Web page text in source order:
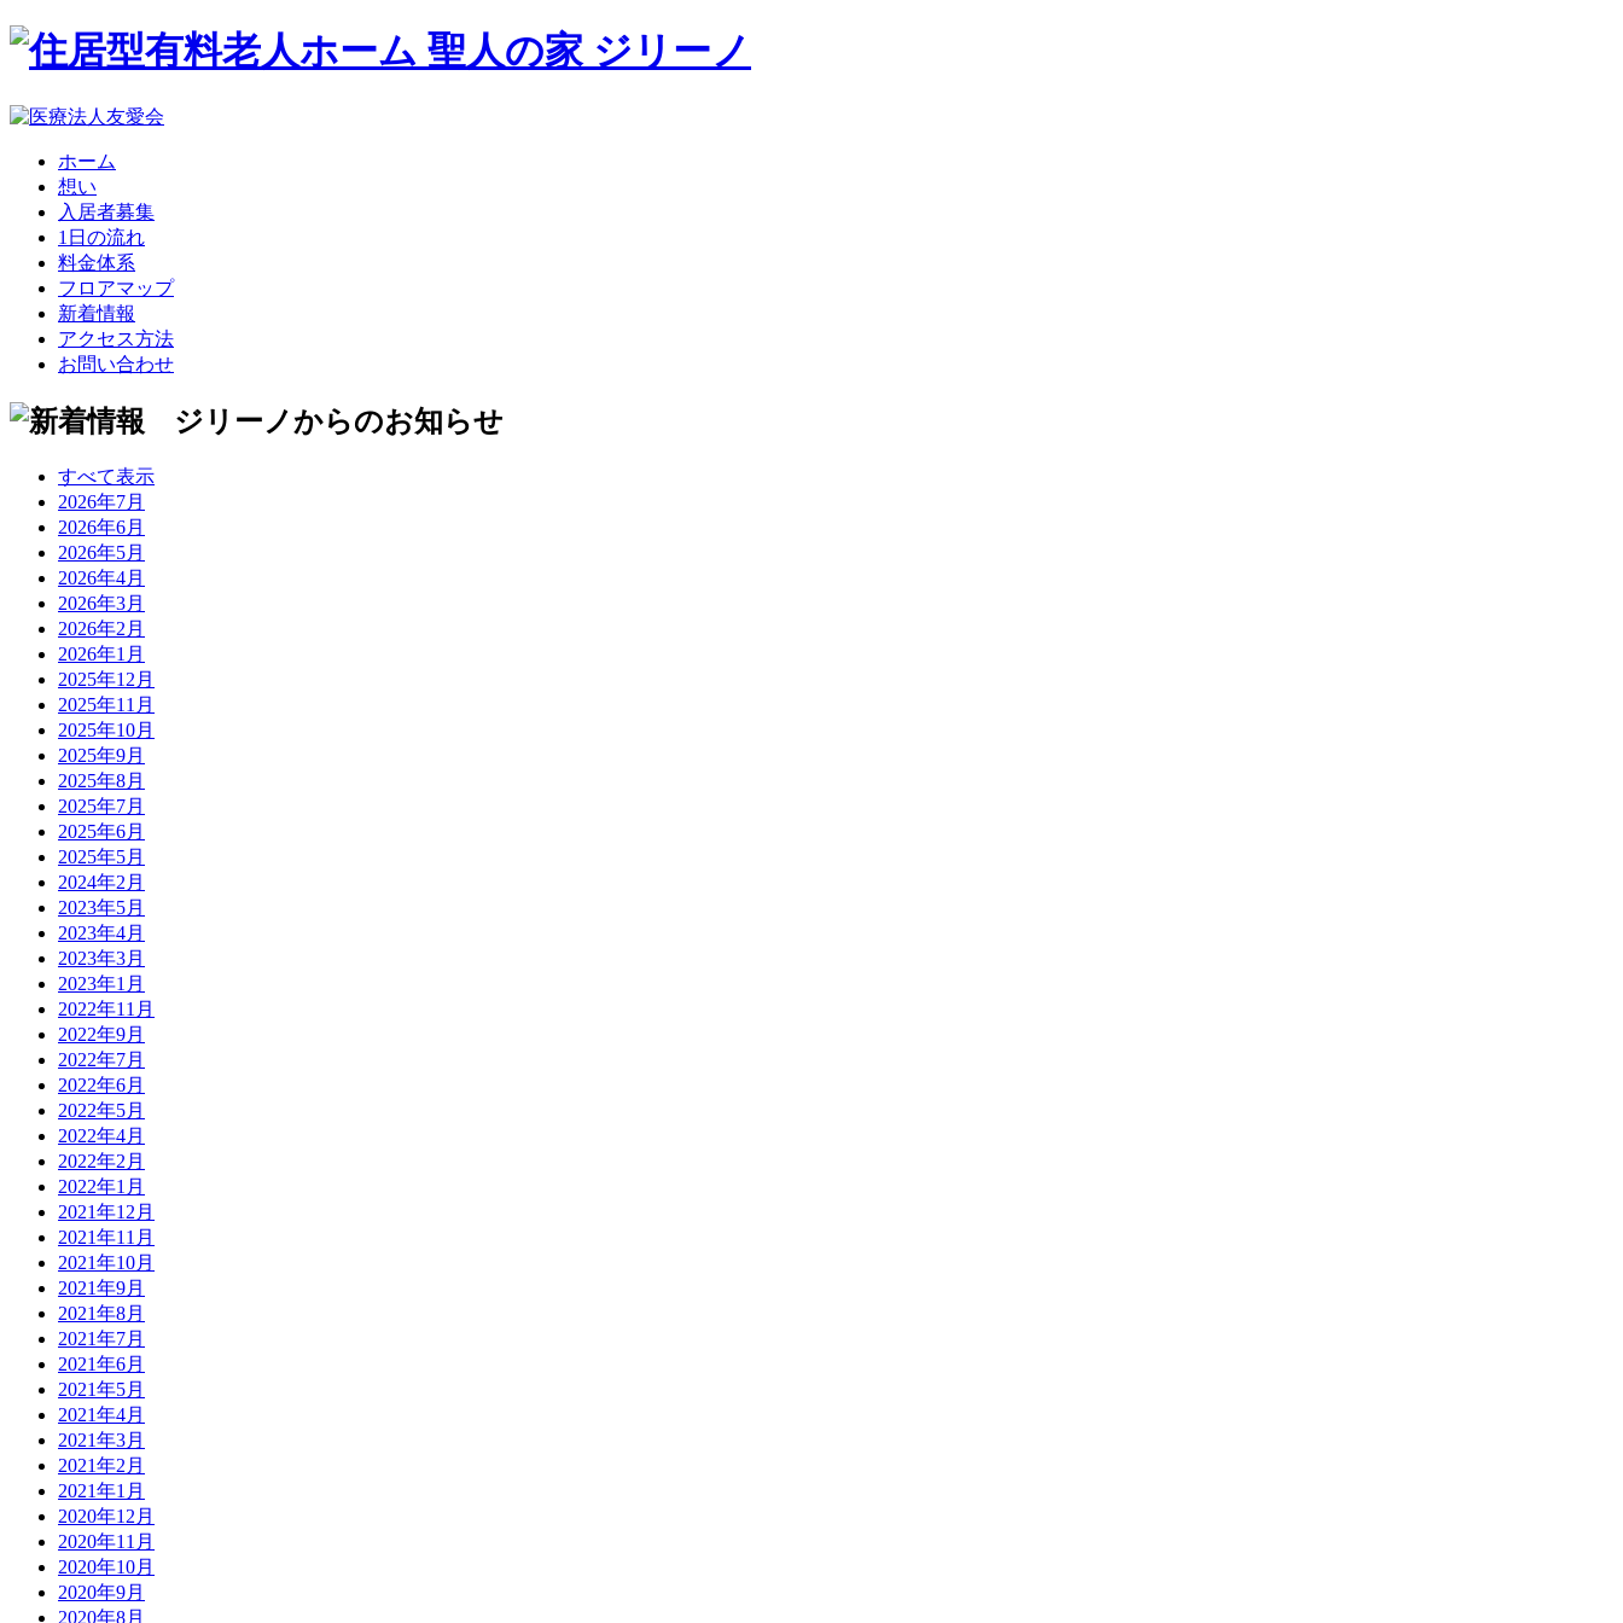
ホーム
想い
入居者募集
1日の流れ
料金体系
フロアマップ
新着情報
アクセス方法
お問い合わせ
すべて表示
2026年7月
2026年6月
2026年5月
2026年4月
2026年3月
2026年2月
2026年1月
2025年12月
2025年11月
2025年10月
2025年9月
2025年8月
2025年7月
2025年6月
2025年5月
2024年2月
2023年5月
2023年4月
2023年3月
2023年1月
2022年11月
2022年9月
2022年7月
2022年6月
2022年5月
2022年4月
2022年2月
2022年1月
2021年12月
2021年11月
2021年10月
2021年9月
2021年8月
2021年7月
2021年6月
2021年5月
2021年4月
2021年3月
2021年2月
2021年1月
2020年12月
2020年11月
2020年10月
2020年9月
2020年8月